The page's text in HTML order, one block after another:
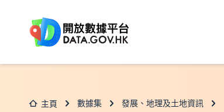
主頁 數據集 發展、地理及土地資訊